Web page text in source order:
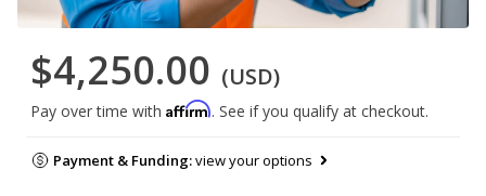
$4,250.00 (USD)
Pay over time with Affirm. See if you qualify at checkout.
Payment & Funding:view your options